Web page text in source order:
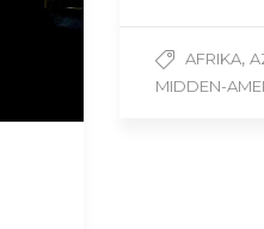
AFRIKA,
MIDDEN-